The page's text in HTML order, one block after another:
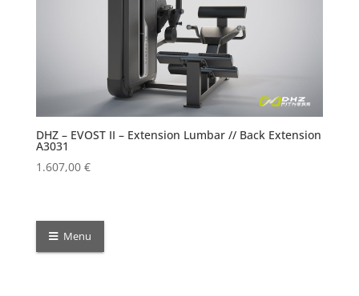
DHZ – EVOST II – Extension Lumbar // Back Extension
A3031
1.607,00 €
Menu